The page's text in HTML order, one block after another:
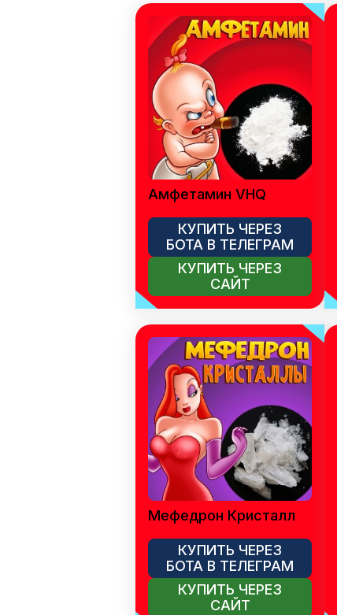
Амфетамин VHQ
КУПИТЬ ЧЕРЕЗ
БОТА В ТЕЛЕГРАМ
КУПИТЬ ЧЕРЕЗ
САЙТ
Мефедрон Кристалл
КУПИТЬ ЧЕРЕЗ
БОТА В ТЕЛЕГРАМ
КУПИТЬ ЧЕРЕЗ
САЙТ